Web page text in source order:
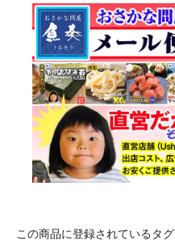
この商品に登録されているタグ